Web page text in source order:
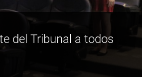
del Tribunal a todos